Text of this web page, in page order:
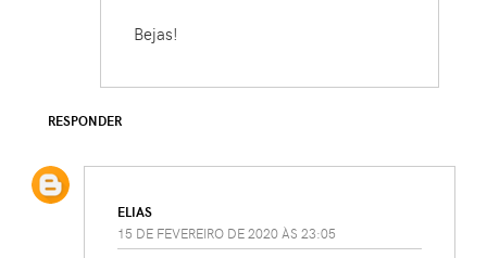
Bejas!
RESPONDER
ELIAS
15 DE FEVEREIRO DE 2020 ÀS 23:05